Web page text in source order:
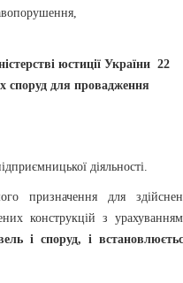
юстиції України 22
для провадження
діяльності.
призначення для
конструкцій з
і споруд, і